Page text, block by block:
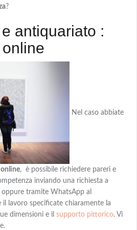
?
antiquariato :
Nel caso abbiate
, è possibile richiedere pareri e
inviando una richiesta a
tramite WhatsApp al
lavoro specificate chiaramente la
dimensioni e il supporto pittorico. Vi